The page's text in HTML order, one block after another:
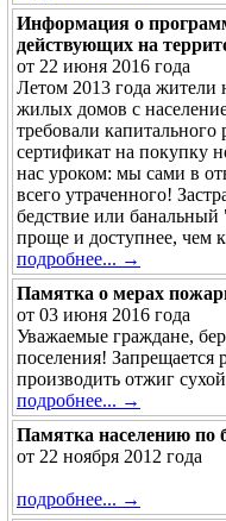
Информация о
действующих на
от 22 июня 2016 года
Летом 2013 года жители
жилых домов с
требовали
сертификат на покупку
нас уроком: мы сами в
всего утраченного!
бедствие или
проще и доступнее, чем
подробнее... →
Памятка о мерах
от 03 июня 2016 года
Уважаемые граждане,
поселения! Запрещается
производить отжиг
подробнее... →
Памятка населению по
от 22 ноября 2012 года
подробнее... →